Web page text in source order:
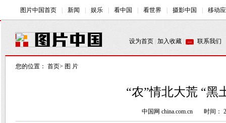
您的位置： 首页> 图 片
“农”情北大荒 “黑
中国网 china.com.cn 时间：